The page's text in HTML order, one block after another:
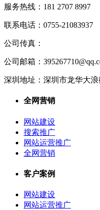
服务热线： 181 2707 8997
联系电话： 0755-21083937
公司传真：
公司邮箱：
深圳地址： 深圳市龙华大
全网营销
网站建设
搜索推广
网站运营推广
全网营销
客户案例
网站建设
网站运营推广